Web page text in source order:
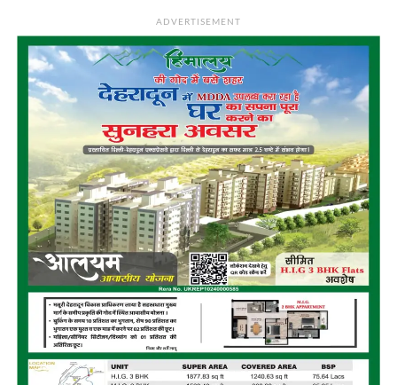
ADVERTISEMENT